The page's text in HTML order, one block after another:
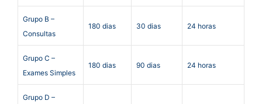
Grupo B –
Consultas
180 dias 30 dias 24 horas
Grupo C –
Exames Simples
180 dias 90 dias 24 horas
Grupo D –